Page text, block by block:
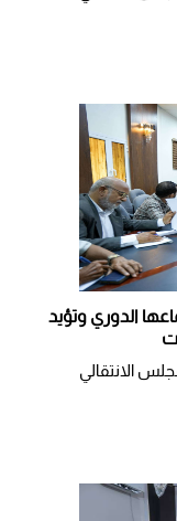
الدوري وتؤيد
الانتقالي